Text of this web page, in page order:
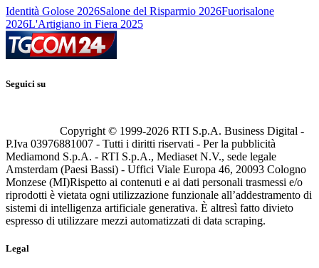
Identità Golose 2026Salone del Risparmio 2026Fuorisalone
2026L'Artigiano in Fiera 2025
Seguici su
Copyright © 1999-2026 RTI S.p.A. Business Digital -
P.Iva 03976881007 - Tutti i diritti riservati - Per la pubblicità
Mediamond S.p.A. - RTI S.p.A., Mediaset N.V., sede legale
Amsterdam (Paesi Bassi) - Uffici Viale Europa 46, 20093 Cologno
Monzese (MI)Rispetto ai contenuti e ai dati personali trasmessi e/o
riprodotti è vietata ogni utilizzazione funzionale all’addestramento di
sistemi di intelligenza artificiale generativa. È altresì fatto divieto
espresso di utilizzare mezzi automatizzati di data scraping.
Legal